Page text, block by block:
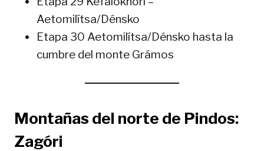
Aetomilítsa/Dénsko
Etapa 30 Aetomilítsa/Dénsko hasta la
cumbre del monte Grámos
Montañas del norte de Pindos:
Zagóri